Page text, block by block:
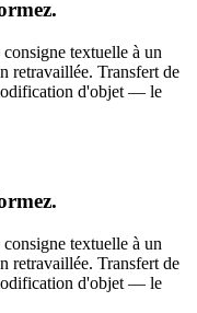
textuelle à un
retravaillée. Transfert de
d'objet — le
textuelle à un
retravaillée. Transfert de
d'objet — le